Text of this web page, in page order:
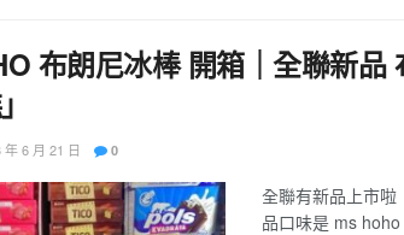
布朗尼冰棒 開箱｜全聯新
6 月 21 日 0
全聯有新品上市啦
品口味是 ms